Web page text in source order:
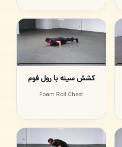
کشش سینه با رول فوم
Foam Roll Chest